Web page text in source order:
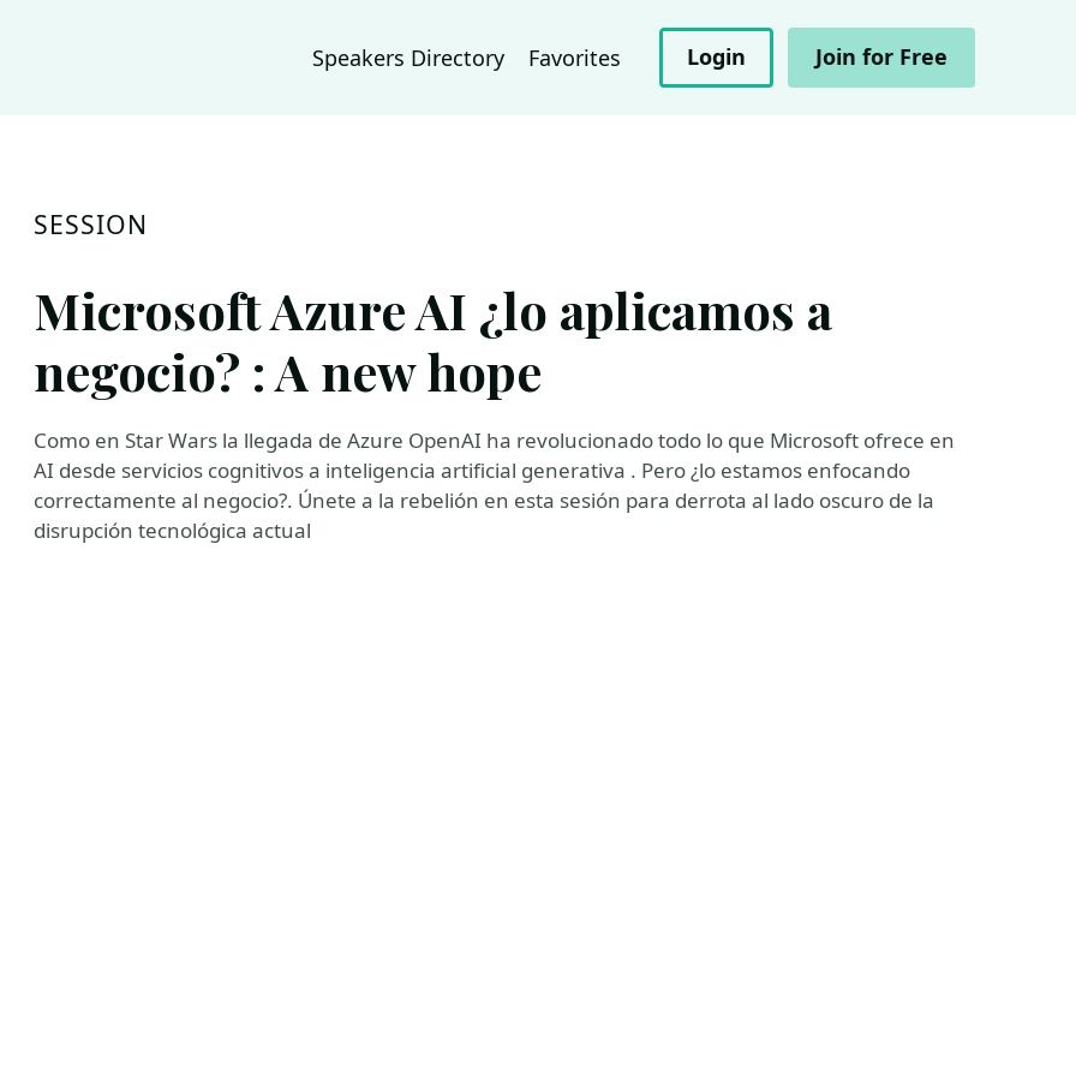
Speakers Directory Favorites Login Join for Free
SESSION
Microsoft Azure AI ¿lo aplicamos a
negocio? : A new hope
Como en Star Wars la llegada de Azure OpenAI ha revolucionado todo lo que Microsoft ofrece en
AI desde servicios cognitivos a inteligencia artificial generativa . Pero ¿lo estamos enfocando
correctamente al negocio?. Únete a la rebelión en esta sesión para derrota al lado oscuro de la
disrupción tecnológica actual